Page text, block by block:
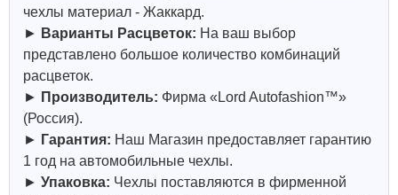
чехлы материал - Жаккард.
► Варианты Расцветок: На ваш выбор
представлено большое количество комбинаций
расцветок.
► Производитель: Фирма «Lord Autofashion™»
(Россия).
► Гарантия: Наш Магазин предоставляет гарантию
1 год на автомобильные чехлы.
► Упаковка: Чехлы поставляются в фирменной